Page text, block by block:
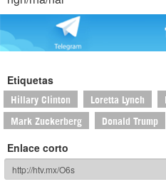
Etiquetas
Hillary Clinton Loretta Lynch
Mark Zuckerberg Donald Trump
Enlace corto